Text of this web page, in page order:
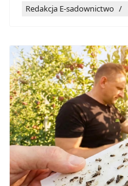
Redakcja E-sadownictwo